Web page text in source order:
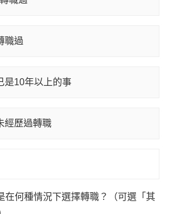
職過
是10年以上的事
經歷過轉職
在何種情況下選擇轉職？（可選「其